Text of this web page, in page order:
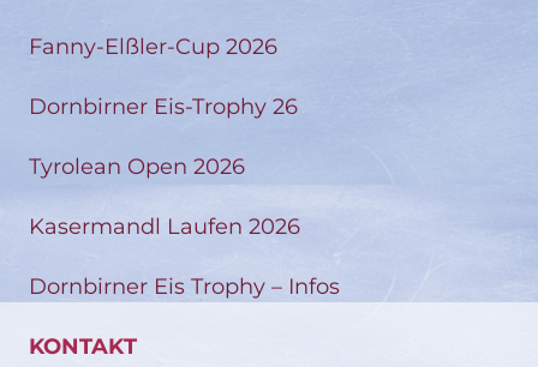
Fanny-Elßler-Cup 2026
Dornbirner Eis-Trophy 26
Tyrolean Open 2026
Kasermandl Laufen 2026
Dornbirner Eis Trophy – Infos
KONTAKT